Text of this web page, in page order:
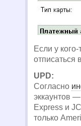
Если у
отписаться
UPD:
Согласно
эккаунтов
Express и
только